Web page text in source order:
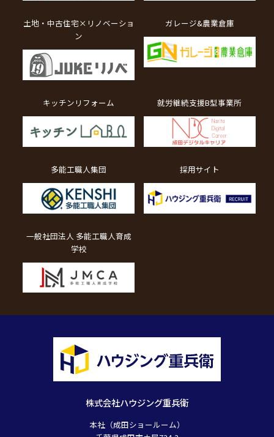
株式会社ハウジング重兵衛
本社（成田ショールーム）
土地・中古住宅×リノベーショ
ン
ガレージ&農業倉庫
キッチンリフォーム 就労継続支援B型事業所
多能工職人集団 採用サイト
一般社団法人 多能工職人育成
学校